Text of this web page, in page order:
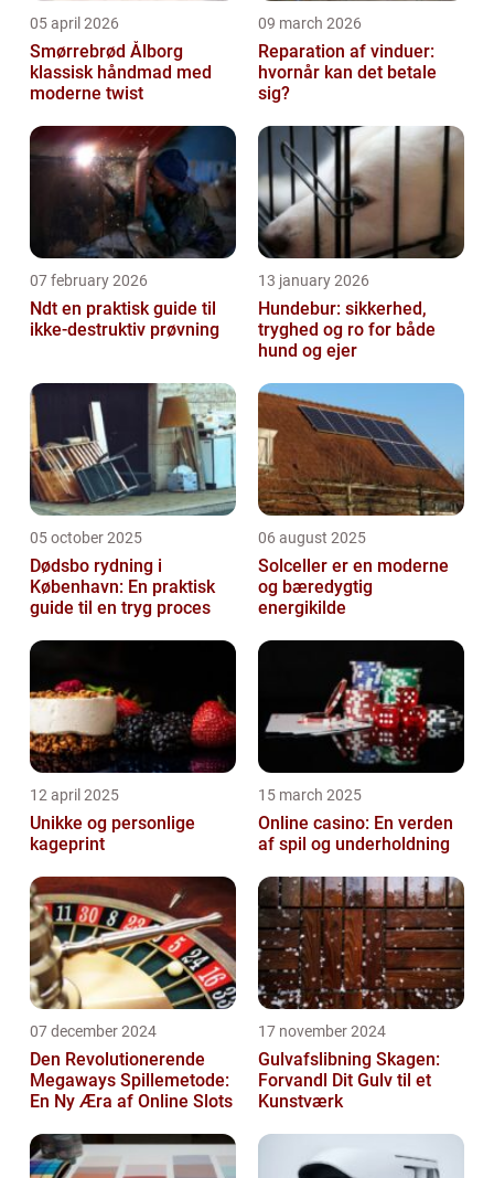
05 april 2026
Smørrebrød Ålborg
klassisk håndmad med
moderne twist
09 march 2026
Reparation af vinduer:
hvornår kan det betale
sig?
07 february 2026
Ndt en praktisk guide til
ikke-destruktiv prøvning
13 january 2026
Hundebur: sikkerhed,
tryghed og ro for både
hund og ejer
05 october 2025
Dødsbo rydning i
København: En praktisk
guide til en tryg proces
06 august 2025
Solceller er en moderne
og bæredygtig
energikilde
12 april 2025
Unikke og personlige
kageprint
15 march 2025
Online casino: En verden
af spil og underholdning
07 december 2024
Den Revolutionerende
Megaways Spillemetode:
En Ny Æra af Online Slots
17 november 2024
Gulvafslibning Skagen:
Forvandl Dit Gulv til et
Kunstværk